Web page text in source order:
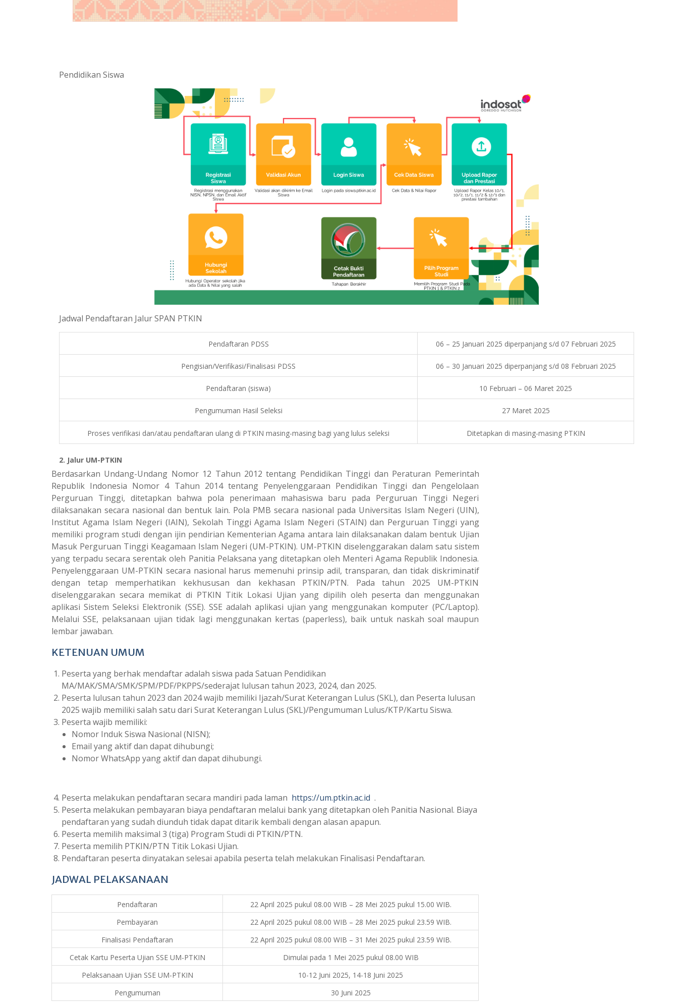
Pendidikan Siswa
Jadwal Pendaftaran Jalur SPAN PTKIN
Pendaftaran PDSS 06 – 25 Januari 2025 diperpanjang s/d 07 Februari 2025
Pengisian/Verifikasi/Finalisasi PDSS 06 – 30 Januari 2025 diperpanjang s/d 08 Februari 2025
Pendaftaran (siswa) 10 Februari – 06 Maret 2025
Pengumuman Hasil Seleksi 27 Maret 2025
Proses verifikasi dan/atau pendaftaran ulang di PTKIN masing-masing bagi yang lulus seleksi Ditetapkan di masing-masing PTKIN
2. Jalur UM-PTKIN
Berdasarkan Undang-Undang Nomor 12 Tahun 2012 tentang Pendidikan Tinggi dan Peraturan Pemerintah
Republik Indonesia Nomor 4 Tahun 2014 tentang Penyelenggaraan Pendidikan Tinggi dan Pengelolaan
Perguruan Tinggi, ditetapkan bahwa pola penerimaan mahasiswa baru pada Perguruan Tinggi Negeri
dilaksanakan secara nasional dan bentuk lain. Pola PMB secara nasional pada Universitas Islam Negeri (UIN),
Institut Agama Islam Negeri (IAIN), Sekolah Tinggi Agama Islam Negeri (STAIN) dan Perguruan Tinggi yang
memiliki program studi dengan ijin pendirian Kementerian Agama antara lain dilaksanakan dalam bentuk Ujian
Masuk Perguruan Tinggi Keagamaan Islam Negeri (UM-PTKIN). UM-PTKIN diselenggarakan dalam satu sistem
yang terpadu secara serentak oleh Panitia Pelaksana yang ditetapkan oleh Menteri Agama Republik Indonesia.
Penyelenggaraan UM-PTKIN secara nasional harus memenuhi prinsip adil, transparan, dan tidak diskriminatif
dengan tetap memperhatikan kekhususan dan kekhasan PTKIN/PTN. Pada tahun 2025 UM-PTKIN
diselenggarakan secara memikat di PTKIN Titik Lokasi Ujian yang dipilih oleh peserta dan menggunakan
aplikasi Sistem Seleksi Elektronik (SSE). SSE adalah aplikasi ujian yang menggunakan komputer (PC/Laptop).
Melalui SSE, pelaksanaan ujian tidak lagi menggunakan kertas (paperless), baik untuk naskah soal maupun
lembar jawaban.
KETENUAN UMUM
Peserta yang berhak mendaftar adalah siswa pada Satuan Pendidikan
MA/MAK/SMA/SMK/SPM/PDF/PKPPS/sederajat lulusan tahun 2023, 2024, dan 2025.
Peserta lulusan tahun 2023 dan 2024 wajib memiliki Ijazah/Surat Keterangan Lulus (SKL), dan Peserta lulusan
2025 wajib memiliki salah satu dari Surat Keterangan Lulus (SKL)/Pengumuman Lulus/KTP/Kartu Siswa.
Peserta wajib memiliki:
Nomor Induk Siswa Nasional (NISN);
Email yang aktif dan dapat dihubungi;
Nomor WhatsApp yang aktif dan dapat dihubungi.
Peserta melakukan pendaftaran secara mandiri pada laman https://um.ptkin.ac.id .
Peserta melakukan pembayaran biaya pendaftaran melalui bank yang ditetapkan oleh Panitia Nasional. Biaya
pendaftaran yang sudah diunduh tidak dapat ditarik kembali dengan alasan apapun.
Peserta memilih maksimal 3 (tiga) Program Studi di PTKIN/PTN.
Peserta memilih PTKIN/PTN Titik Lokasi Ujian.
Pendaftaran peserta dinyatakan selesai apabila peserta telah melakukan Finalisasi Pendaftaran.
JADWAL PELAKSANAAN
Pendaftaran
22 April 2025 pukul 08.00 WIB – 28 Mei 2025 pukul 15.00 WIB.
Pembayaran
22 April 2025 pukul 08.00 WIB – 28 Mei 2025 pukul 23.59 WIB.
Finalisasi Pendaftaran
22 April 2025 pukul 08.00 WIB – 31 Mei 2025 pukul 23.59 WIB.
Cetak Kartu Peserta Ujian SSE UM-PTKIN
Dimulai pada 1 Mei 2025 pukul 08.00 WIB
Pelaksanaan Ujian SSE UM-PTKIN
10-12 Juni 2025, 14-18 Juni 2025
Pengumuman
30 Juni 2025